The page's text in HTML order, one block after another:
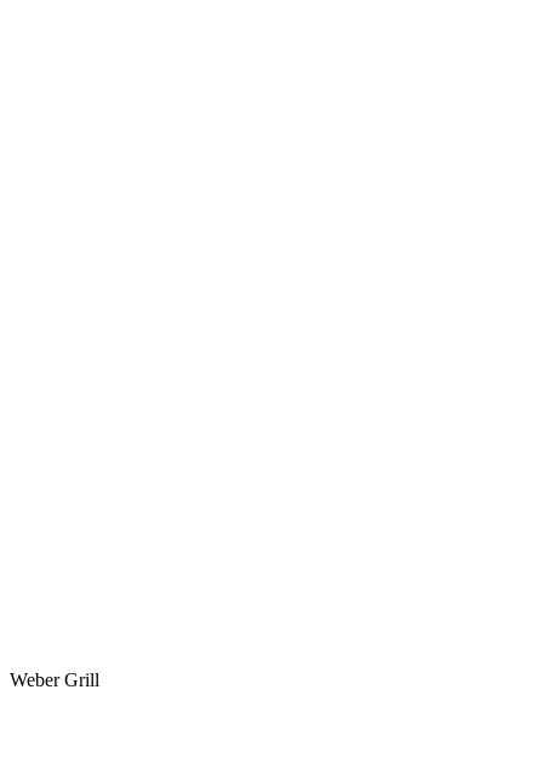
Weber Grill